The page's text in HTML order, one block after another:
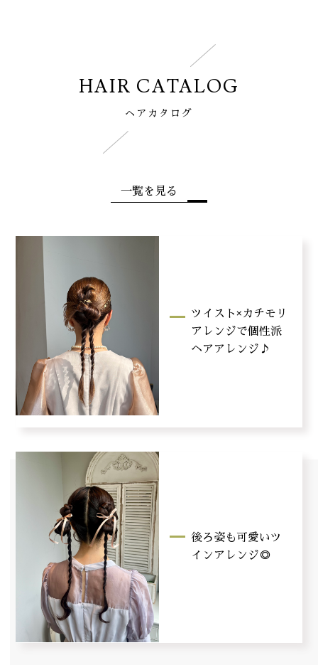
HAIR CATALOG
ヘアカタログ
一覧を見る
ツイスト×カチモリ
アレンジで個性派
ヘアアレンジ♪
後ろ姿も可愛いツ
インアレンジ◎